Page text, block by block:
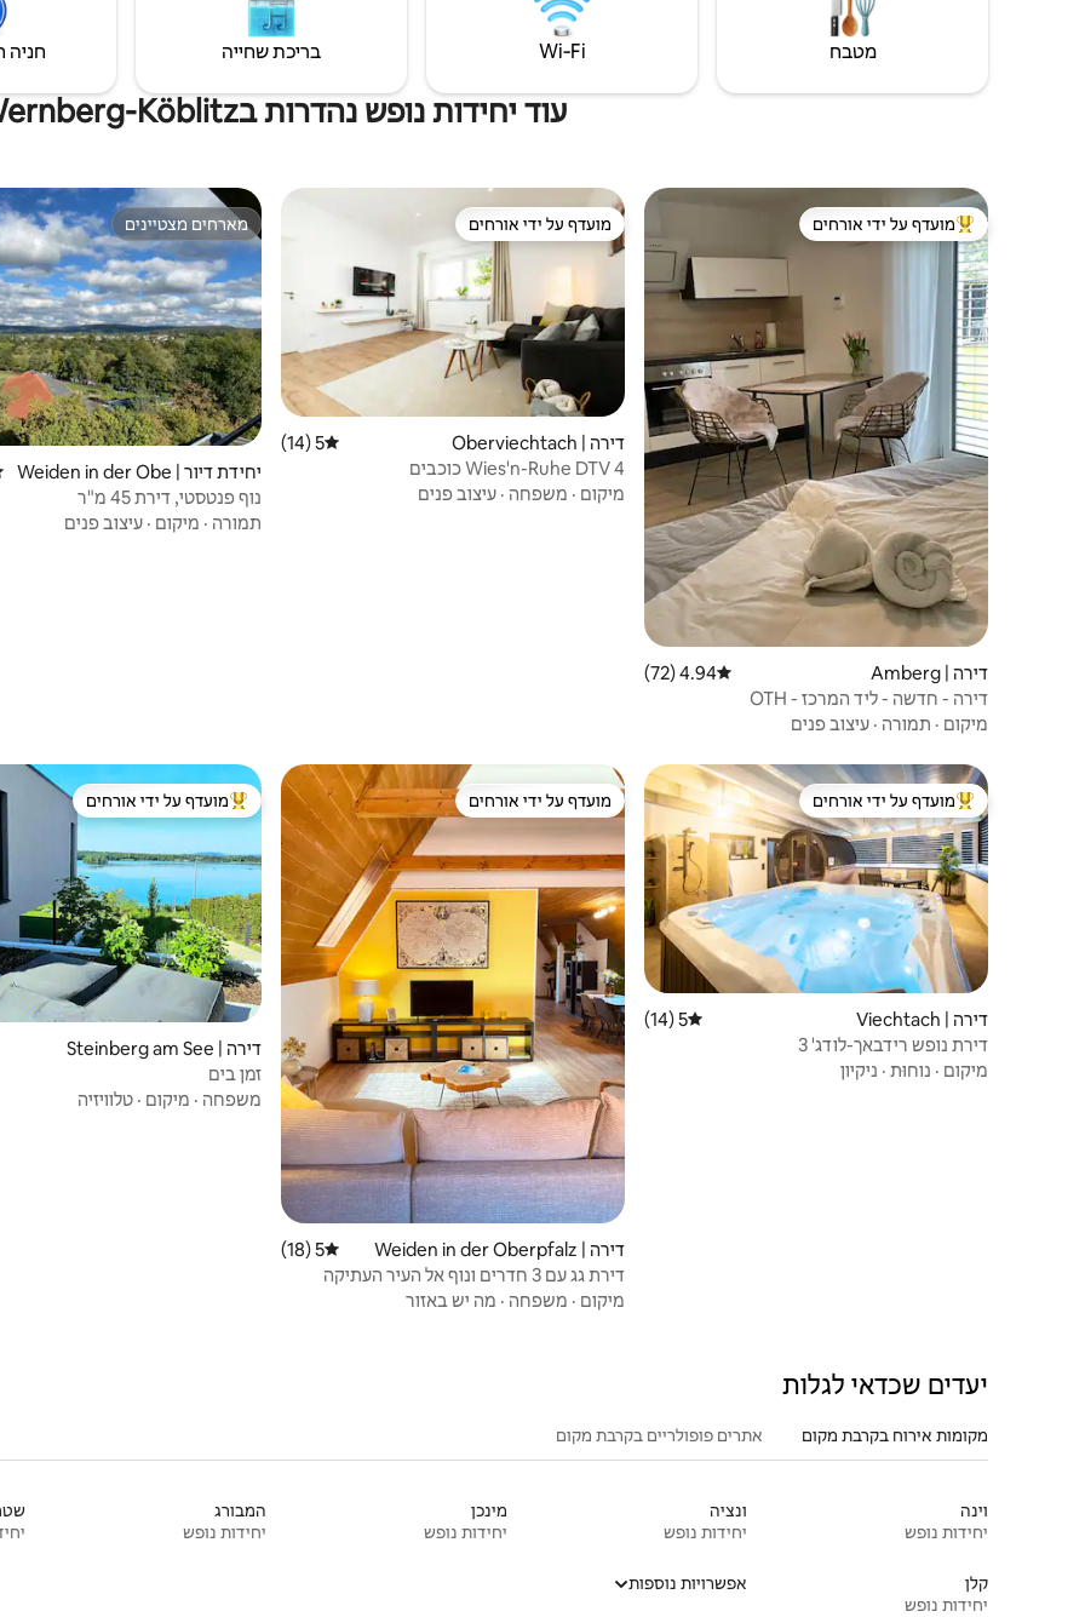
מטבח Wi‑Fi בריכת שחייה חניה
עוד יחידות נופש נהדרות בWernberg-Köblitz
מוביל בקרב נכסים מועדפים על ידי אורחים
מועדף על ידי אורחים
דירה | Amberg דירוג ממוצע של 4.94 מתוך 5, 72 ביקורות
4.94 (72)
דירה - חדשה - ליד המרכז - OTH
מיקום · תמורה · עיצוב פנים
מועדף על ידי אורחים
מועדף על ידי אורחים
דירה | Oberviechtach דירוג ממוצע של 5 מתוך 5, 14 ביקורות
5 (14)
Wies'n-Ruhe DTV 4 כוכבים
מיקום · משפחה · עיצוב פנים
מארחים מצטיינים
מארחים מצטיינים
יחידת דיור | Weiden in der Obe
rpfalz
נוף פנטסטי, דירת 45 מ"ר
תמורה · מיקום · עיצוב פנים
מוביל בקרב נכסים מועדפים על ידי אורחים
מועדף על ידי אורחים
דירה | Viechtach דירוג ממוצע של 5 מתוך 5, 14 ביקורות
5 (14)
דירת נופש רידבאך-לודג' 3
מיקום · נוחוּת · ניקיון
מועדף על ידי אורחים
מועדף על ידי אורחים
דירה | Weiden in der Oberpfalz דירוג ממוצע של 5 מתוך 5, 18 ביקורות
5 (18)
דירת גג עם 3 חדרים ונוף אל העיר העתיקה
מיקום · משפחה · מה יש באזור
מוביל בקרב נכסים מועדפים על ידי
מועדף על ידי אורחים
דירה | Steinberg am See
זמן בים
משפחה · מיקום · טלוויזיה
יעדים שכדאי לגלות
מקומות אירוח בקרבת מקום אתרים פופולריים בקרבת מקום
וינה
יחידות נופש
ונציה
יחידות נופש
מינכן
יחידות נופש
המבורג
יחידות נופש
קלן
יחידות נופש
אפשרויות נוספות